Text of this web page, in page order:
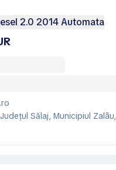
2.0 2014 Automata
Sălaj, Municipiul Zalãu,